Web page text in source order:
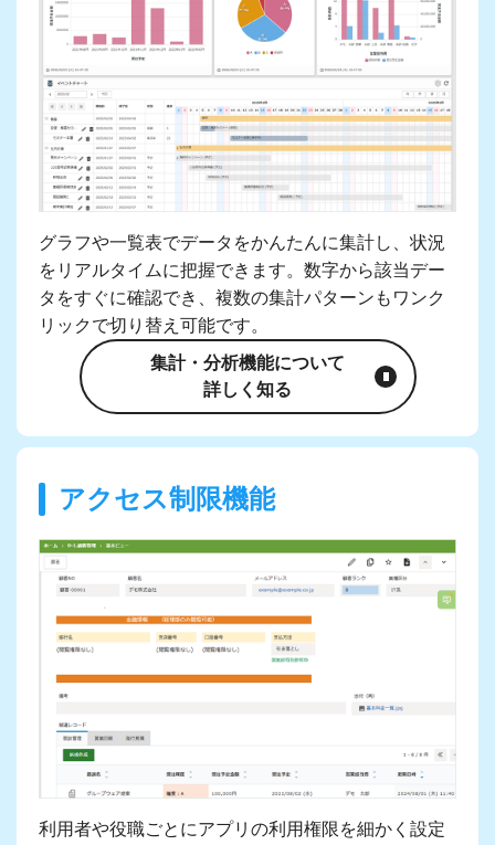
グラフや一覧表でデータをかんたんに集計し、状況
をリアルタイムに把握できます。数字から該当デー
タをすぐに確認でき、複数の集計パターンもワンク
リックで切り替え可能です。
集計・分析機能について
詳しく知る
アクセス制限機能
利用者や役職ごとにアプリの利用権限を細かく設定